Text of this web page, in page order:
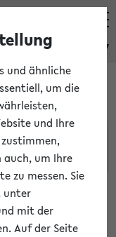
eKVV
und ähnliche
um die
und Ihre
zustimmen,
auch, um Ihre
zu messen. Sie
unter
mit der
Auf der Seite